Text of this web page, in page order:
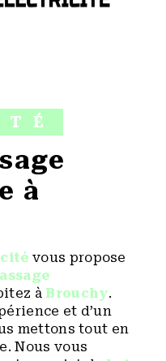
à
vous propose
à Brouchy.
et d’un
mettons tout en
Nous vous